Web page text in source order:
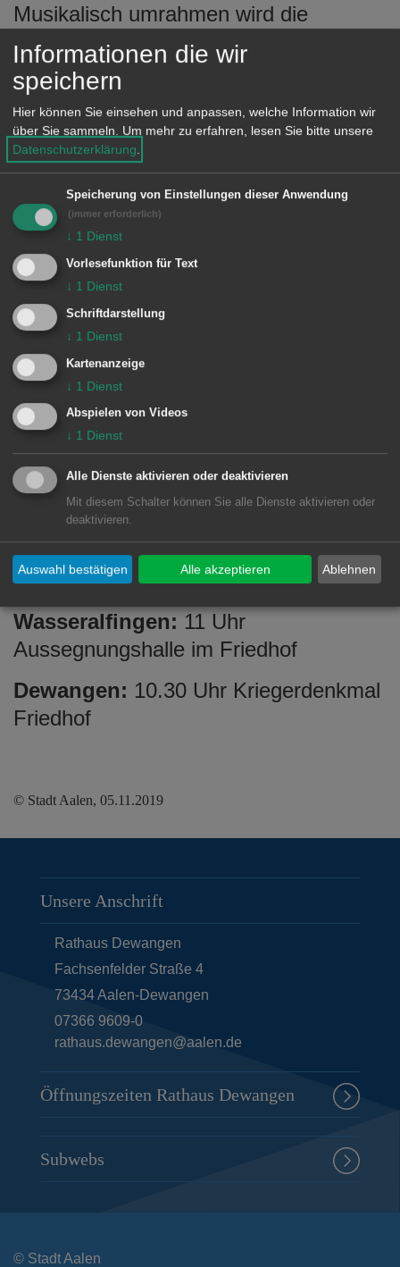
Musikalisch umrahmen wird die
Gedenkfeier das Städtische Orchester
unter der Leitung von Christoph Wegel.
Weitere Gedenkfeiern finden statt:
Ebnat:10 Uhr beim Kriegerdenkmal
Fachsenfeld:
Kriegerdenkmal
Hofen:10.45 Uhr beim Kriegerdenkmal
der Johannes-Kapelle
Röthardt:14 Uhr beim Ehrenmal
Unterkochen:11.30 Uhr beim
Kriegerdenkmal
Unterrombach:11.15 Uhr beim
Ehrenmal im Friedhof
Waldhausen:9.45 Uhr beim Ehrenmal
Friedhof
Wasseralfingen: 11 Uhr
Aussegnungshalle im Friedhof
Dewangen: 10.30 Uhr Kriegerdenkmal
Friedhof
© Stadt Aalen, 05.11.2019
Unsere Anschrift
Rathaus Dewangen
Fachsenfelder Straße 4
73434Aalen-Dewangen
07366 9609-0
rathaus.dewangen@aalen.de
Öffnungszeiten Rathaus Dewangen
Subwebs
© Stadt Aalen
Informationen die wir
speichern
Hier können Sie einsehen und anpassen, welche Information wir
über Sie sammeln. Um mehr zu erfahren, lesen Sie bitte unsere
Datenschutzerklärung.
Speicherung von Einstellungen dieser Anwendung
(immer erforderlich)
↓ 1 Dienst
Vorlesefunktion für Text
↓ 1 Dienst
Schriftdarstellung
↓ 1 Dienst
Kartenanzeige
↓ 1 Dienst
Abspielen von Videos
↓ 1 Dienst
Alle Dienste aktivieren oder deaktivieren
Mit diesem Schalter können Sie alle Dienste aktivieren oder
deaktivieren.
Ablehnen
Auswahl bestätigen Alle akzeptieren